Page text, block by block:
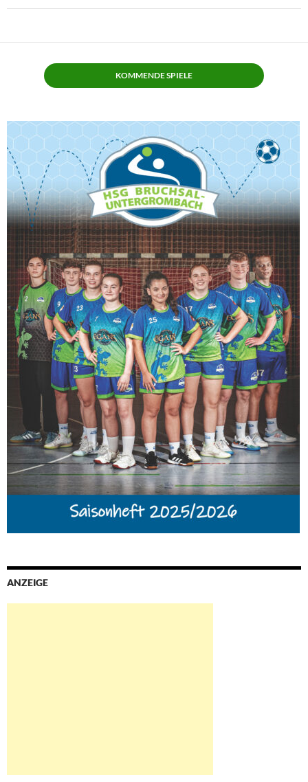
KOMMENDE SPIELE
ANZEIGE